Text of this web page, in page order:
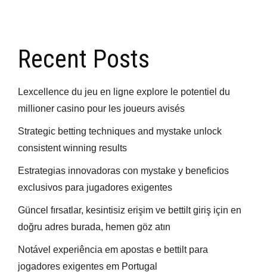
Recent Posts
Lexcellence du jeu en ligne explore le potentiel du
millioner casino pour les joueurs avisés
Strategic betting techniques and mystake unlock
consistent winning results
Estrategias innovadoras con mystake y beneficios
exclusivos para jugadores exigentes
Güncel fırsatlar, kesintisiz erişim ve bettilt giriş için en
doğru adres burada, hemen göz atın
Notável experiência em apostas e bettilt para
jogadores exigentes em Portugal